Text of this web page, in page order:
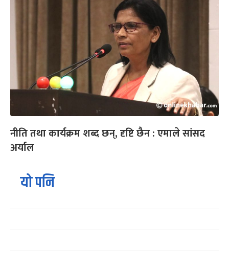
नीति तथा कार्यक्रम शब्द छन्, दृष्टि छैन : एमाले सांसद
अर्याल
यो पनि